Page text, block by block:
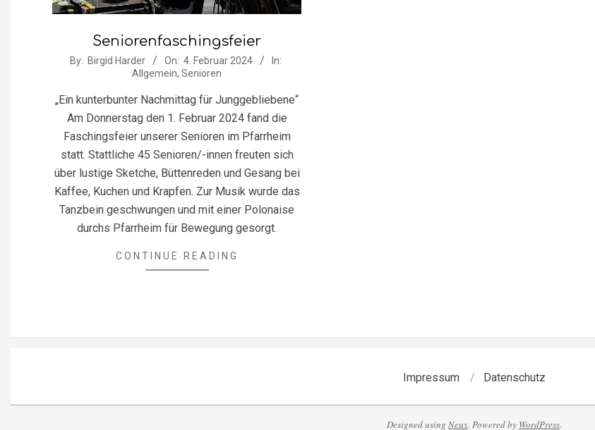
Seniorenfaschingsfeier
2024-
04
By: Birgid Harder On: 4. Februar 2024
In:
Allgemein, Senioren
„Ein kunterbunter Nachmittag für Junggebliebene“
Am Donnerstag den 1. Februar 2024 fand die
Faschingsfeier unserer Senioren im Pfarrheim
statt. Stattliche 45 Senioren/-innen freuten sich
über lustige Sketche, Büttenreden und Gesang bei
Kaffee, Kuchen und Krapfen. Zur Musik wurde das
Tanzbein geschwungen und mit einer Polonaise
durchs Pfarrheim für Bewegung gesorgt.
CONTINUE READING
Impressum Datenschutz
Designed using Neux. Powered by WordPress.